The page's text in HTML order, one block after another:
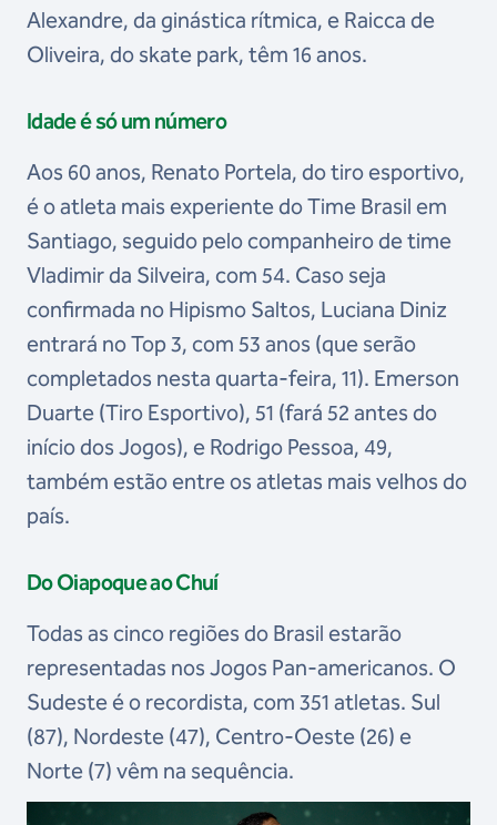
Alexandre, da ginástica rítmica, e Raicca de
Oliveira, do skate park, têm 16 anos.
Idade é só um número
Aos 60 anos, Renato Portela, do tiro esportivo,
é o atleta mais experiente do Time Brasil em
Santiago, seguido pelo companheiro de time
Vladimir da Silveira, com 54. Caso seja
confirmada no Hipismo Saltos, Luciana Diniz
entrará no Top 3, com 53 anos (que serão
completados nesta quarta-feira, 11). Emerson
Duarte (Tiro Esportivo), 51 (fará 52 antes do
início dos Jogos), e Rodrigo Pessoa, 49,
também estão entre os atletas mais velhos do
país.
Do Oiapoque ao Chuí
Todas as cinco regiões do Brasil estarão
representadas nos Jogos Pan-americanos. O
Sudeste é o recordista, com 351 atletas. Sul
(87), Nordeste (47), Centro-Oeste (26) e
Norte (7) vêm na sequência.